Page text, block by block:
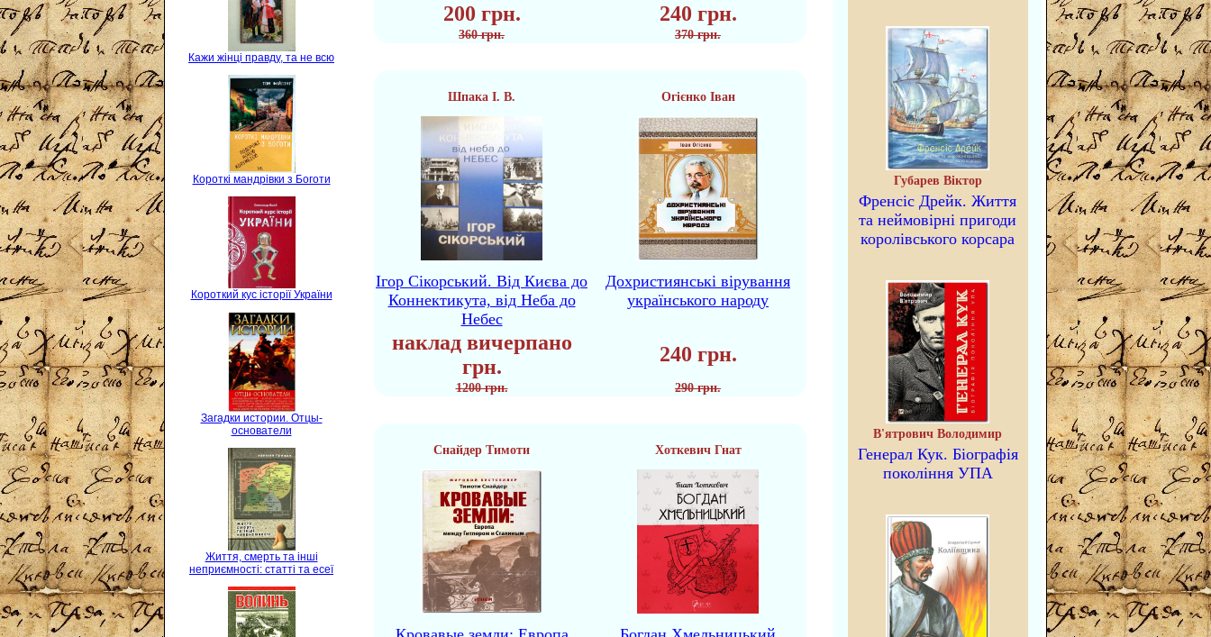
Кажи жінці правду, та не всю
Короткі мандрівки з Боготи
Короткий кус історії України
Загадки истории. Отцы-
основатели
Життя, смерть та інші
неприємності: статті та есеї
200 грн. 240 грн.
360 грн. 370 грн.
Шпака І. В. Огієнко Іван
Ігор Сікорський. Від Києва до
Коннектикута, від Неба до
Небес
Дохристиянські вірування
українського народу
наклад вичерпано
грн.
240 грн.
1200 грн. 290 грн.
Снайдер Тимоти Хоткевич Гнат
Губарев Віктор
Френсіс Дрейк. Життя
та неймовірні пригоди
королівського корсара
В'ятрович Володимир
Генерал Кук. Біографія
покоління УПА